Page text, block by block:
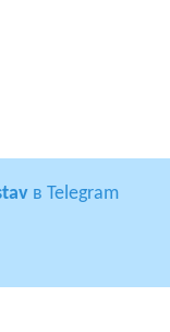
в Telegram